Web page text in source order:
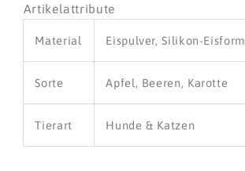
Artikelattribute
Material Eispulver, Silikon-Eisform
Sorte Apfel, Beeren, Karotte
Tierart Hunde & Katzen